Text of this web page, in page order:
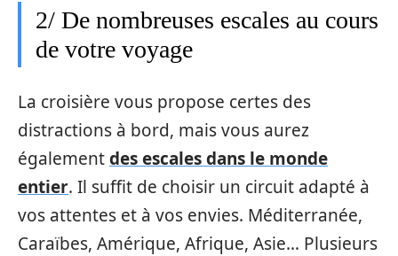
2/ De nombreuses escales au cours
de votre voyage
La croisière vous propose certes des
distractions à bord, mais vous aurez
égalementdes escales dans le monde
entier. Il suffit de choisir un circuit adapté à
vos attentes et à vos envies. Méditerranée,
Caraïbes, Amérique, Afrique, Asie… Plusieurs